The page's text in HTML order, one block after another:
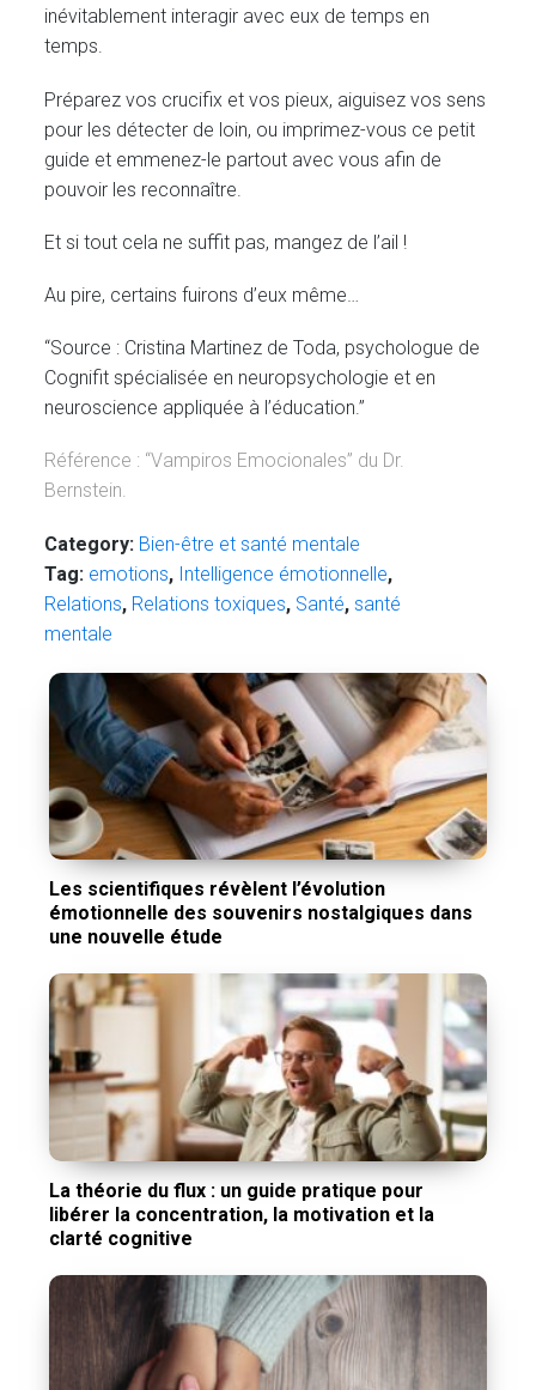
inévitablement interagir avec eux de temps en
temps.
Préparez vos crucifix et vos pieux, aiguisez vos sens
pour les détecter de loin, ou imprimez-vous ce petit
guide et emmenez-le partout avec vous afin de
pouvoir les reconnaître.
Et si tout cela ne suffit pas, mangez de l’ail !
Au pire, certains fuirons d’eux même…
“Source : Cristina Martinez de Toda, psychologue de
Cognifit spécialisée en neuropsychologie et en
neuroscience appliquée à l’éducation.”
Référence : “Vampiros Emocionales” du Dr.
Bernstein.
Category: Bien-être et santé mentale
Tag: emotions, Intelligence émotionnelle,
Relations, Relations toxiques, Santé,santé
mentale
Les scientifiques révèlent l’évolution
émotionnelle des souvenirs nostalgiques dans
une nouvelle étude
La théorie du flux : un guide pratique pour
libérer la concentration, la motivation et la
clarté cognitive